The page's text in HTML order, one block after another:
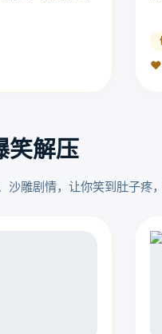
❤️
笑解压
沙雕剧情，让你笑到肚子疼，